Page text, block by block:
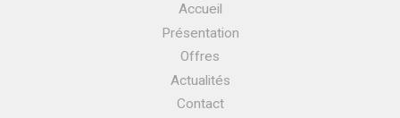
Accueil
Présentation
Offres
Actualités
Contact